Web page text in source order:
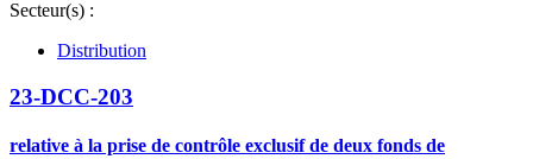
Secteur(s) :
Distribution
23-DCC-203
relative à la prise de contrôle exclusif de deux fonds de